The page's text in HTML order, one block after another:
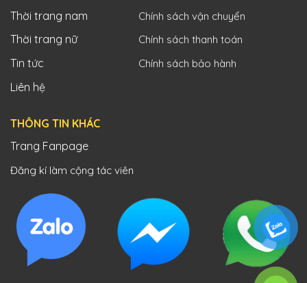
Thời trang nam
Thời trang nữ
Tin tức
Liên hệ
Chính sách vận chuyển
Chính sách thanh toán
Chính sách bảo hành
THÔNG TIN KHÁC
Trang Fanpage
Đăng kí làm cộng tác viên